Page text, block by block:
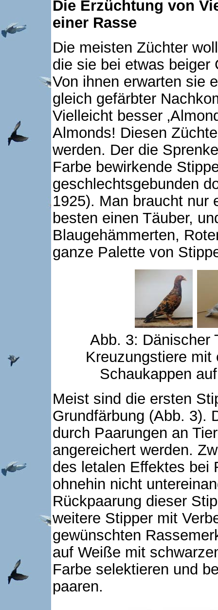
Die Erzüchtung von
einer Rasse
Die meisten Züchter
die sie bei etwas beiger
Von ihnen erwarten sie
gleich gefärbter
Vielleicht besser
Almonds! Diesen
werden. Der die
Farbe bewirkende
geschlechtsgebunden
1925). Man braucht nur
besten einen Täuber,
Blaugehämmerten,
ganze Palette von
Abb. 3: Dänischer
Kreuzungstiere mit
Schaukappen
Meist sind die ersten
Grundfärbung (Abb. 3).
durch Paarungen an
angereichert werden.
des letalen Effektes bei
ohnehin nicht
Rückpaarung dieser
weitere Stipper mit
gewünschten
auf Weiße mit
Farbe selektieren und
paaren.